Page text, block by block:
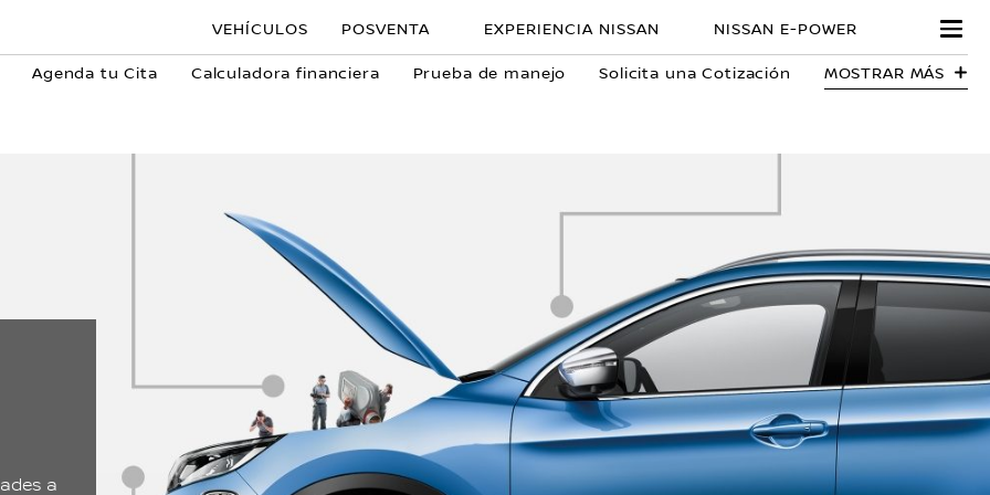
VEHÍCULOS POSVENTA EXPERIENCIA NISSAN NISSAN E-POWER
Agenda tu Cita Calculadora financiera Prueba de manejo Solicita una Cotización MOSTRAR MÁS
a